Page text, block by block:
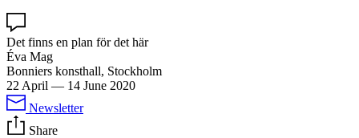
Det finns en plan för det här
Éva Mag
Bonniers konsthall, Stockholm
22 April — 14 June 2020
Newsletter
Share